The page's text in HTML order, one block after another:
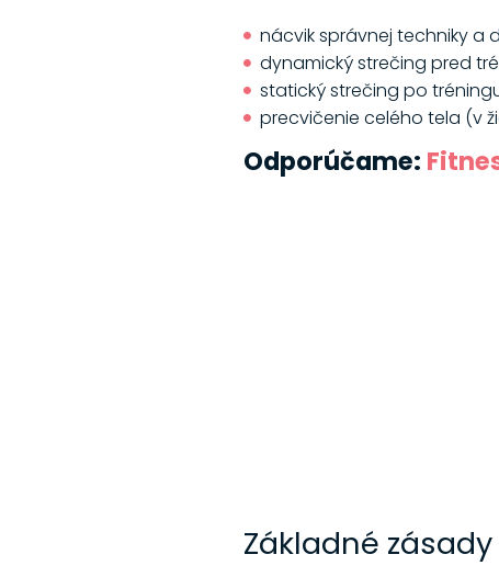
nácvik správnej techniky a
dynamický strečing pred
statický strečing po
precvičenie celého tela (v
Odporúčame:
Základné